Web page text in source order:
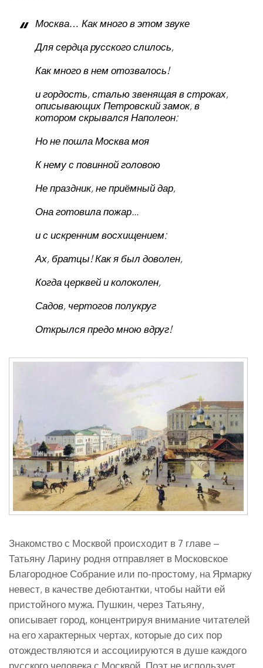
Москва… Как много в этом звуке
Для сердца русского слилось,
Как много в нем отозвалось!
и гордость, сталью звенящая в строках,
описывающих Петровский замок, в
котором скрывался Наполеон:
Но не пошла Москва моя
К нему с повинной головою
Не праздник, не приёмный дар,
Она готовила пожар...
и с искренним восхищением:
Ах, братцы! Как я был доволен,
Когда церквей и колоколен,
Садов, чертогов полукруг
Открылся предо мною вдруг!
Знакомство с Москвой происходит в 7 главе –
Татьяну Ларину родня отправляет в Московское
Благородное Собрание или по-простому, на Ярмарку
невест, в качестве дебютантки, чтобы найти ей
пристойного мужа. Пушкин, через Татьяну,
описывает город, концентрируя внимание читателей
на его характерных чертах, которые до сих пор
отождествляются и ассоциируются в душе каждого
русского человека с Москвой. Поэт не использует